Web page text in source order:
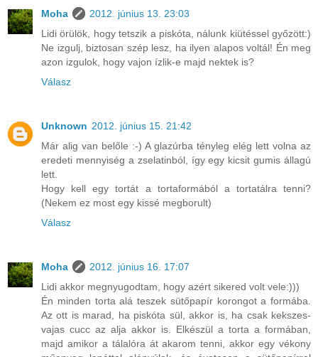
Moha
2012. június 13. 23:03
Lidi örülök, hogy tetszik a piskóta, nálunk kiütéssel győzött:)
Ne izgulj, biztosan szép lesz, ha ilyen alapos voltál! Én meg
azon izgulok, hogy vajon ízlik-e majd nektek is?
Válasz
Unknown 2012. június 15. 21:42
Már alig van belőle :-) A glazúrba tényleg elég lett volna az
eredeti mennyiség a zselatinból, így egy kicsit gumis állagú
lett.
Hogy kell egy tortát a tortaformából a tortatálra tenni?
(Nekem ez most egy kissé megborult)
Válasz
Moha
2012. június 16. 17:07
Lidi akkor megnyugodtam, hogy azért sikered volt vele:)))
Én minden torta alá teszek sütőpapír korongot a formába.
Az ott is marad, ha piskóta sül, akkor is, ha csak kekszes-
vajas cucc az alja akkor is. Elkészül a torta a formában,
majd amikor a tálalóra át akarom tenni, akkor egy vékony